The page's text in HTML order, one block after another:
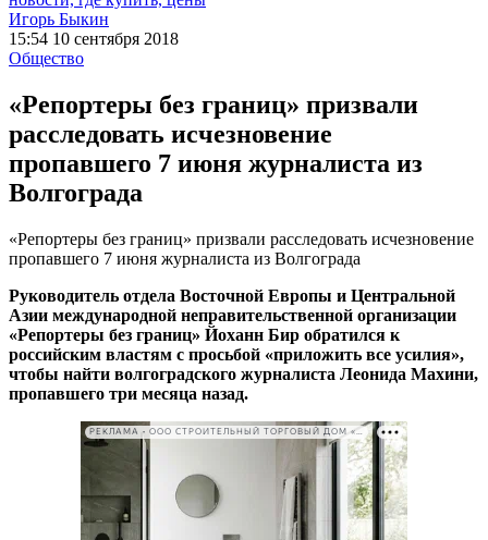
Игорь Быкин
15:54 10 сентября 2018
Общество
«Репортеры без границ» призвали
расследовать исчезновение
пропавшего 7 июня журналиста из
Волгограда
«Репортеры без границ» призвали расследовать исчезновение
пропавшего 7 июня журналиста из Волгограда
Руководитель отдела Восточной Европы и Центральной
Азии международной неправительственной организации
«Репортеры без границ» Йоханн Бир обратился к
российским властям с просьбой «приложить все усилия»,
чтобы найти волгоградского журналиста Леонида Махини,
пропавшего три месяца назад.
РЕКЛАМА • ООО СТРОИТЕЛЬНЫЙ ТОРГОВЫЙ ДОМ «ПЕТРОВИЧ». ИНН: 7802348846